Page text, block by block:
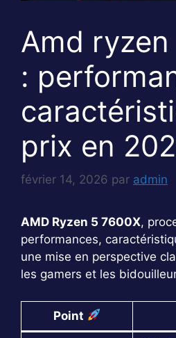
Amd
:
prix en
février 14, 2026 par admin
AMD Ryzen 5 7600X,
performances,
une mise en perspective
les gamers et les
Point